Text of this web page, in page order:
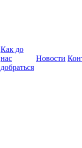
Как до
нас
добраться
Новости